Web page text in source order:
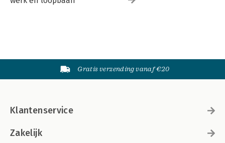
Gratis verzending vanaf €20
Klantenservice
Zakelijk